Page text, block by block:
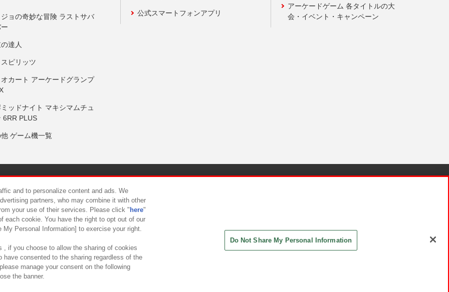
ョの奇妙な冒険 ラストサバ
達人
ピリッツ
カート アーケードグランプ
ッドナイト マキシマムチュ
6RR PLUS
ゲーム機一覧
公式スマートフォンアプリ
アーケードゲーム 各タイトルの大
会・イベント・キャンペーン
について カスタマーハラスメント対応方針
and to personalize content and ads. We
partners, who may combine it with other
your use of their services. Please click " here"
each cookie. You have the right to opt out of our
Personal Information] to exercise your right.
, if you choose to allow the sharing of cookies
have consented to the sharing regardless of the
manage your consent on the following
the banner.
Do Not Share My Personal Information